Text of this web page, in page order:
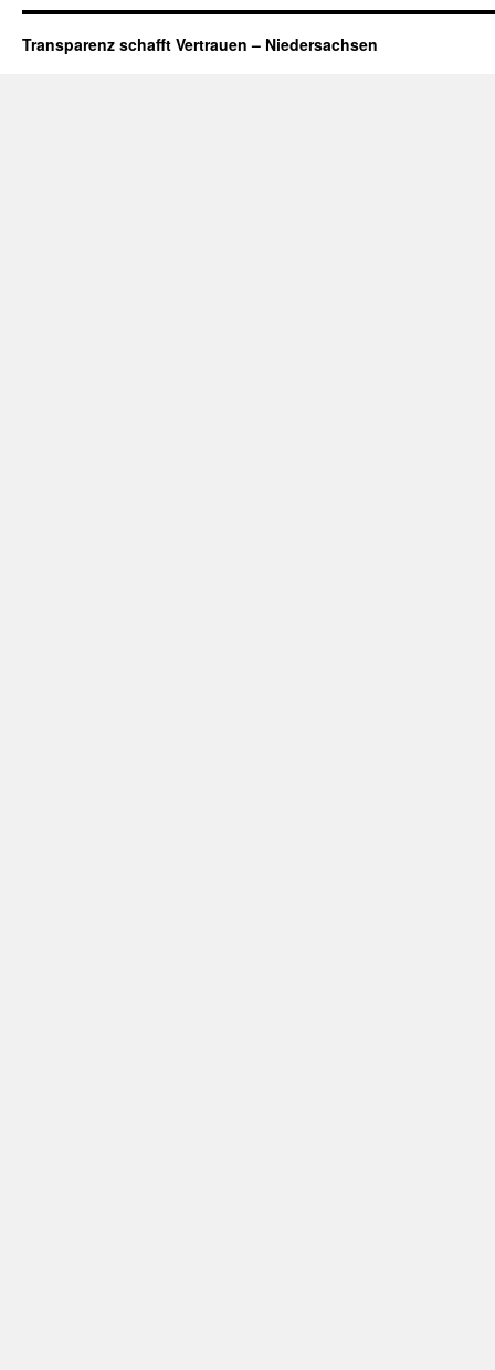
Transparenz schafft Vertrauen – Niedersachsen